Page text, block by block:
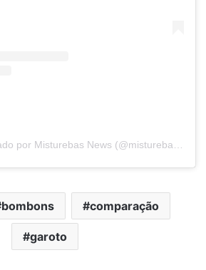
bombons comparação
garoto